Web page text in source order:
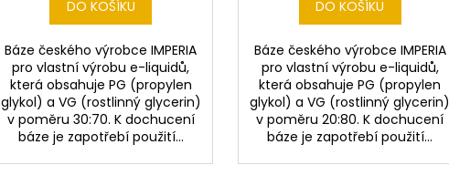
DO KOŠÍKU
Báze českého výrobce IMPERIA
pro vlastní výrobu e-liquidů,
která obsahuje PG (propylen
glykol) a VG (rostlinný glycerin)
v poměru 30:70. K dochucení
báze je zapotřebí použití...
DO KOŠÍKU
Báze českého výrobce IMPERIA
pro vlastní výrobu e-liquidů,
která obsahuje PG (propylen
glykol) a VG (rostlinný glycerin)
v poměru 20:80. K dochucení
báze je zapotřebí použití...